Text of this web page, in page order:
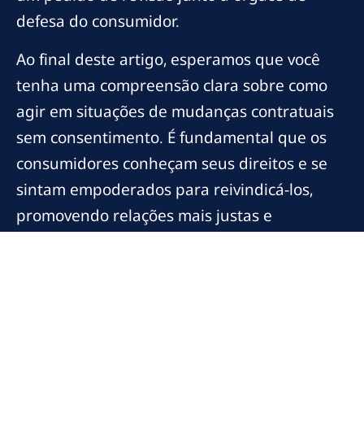
defesa do consumidor.
Ao final deste artigo, esperamos que você
tenha uma compreensão clara sobre como
agir em situações de mudanças contratuais
sem consentimento. É fundamental que os
consumidores conheçam seus direitos e se
sintam empoderados para reivindicá-los,
promovendo relações mais justas e